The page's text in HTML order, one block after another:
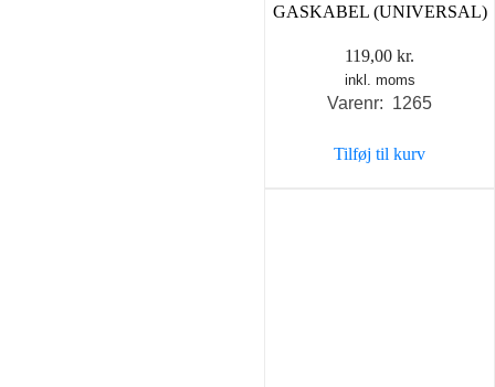
GASKABEL (UNIVERSAL)
119,00 kr.
inkl. moms
Varenr: 1265
Tilføj til kurv